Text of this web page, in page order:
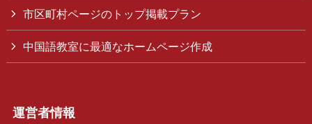
市区町村ページのトップ掲載プラン
中国語教室に最適なホームページ作成
運営者情報